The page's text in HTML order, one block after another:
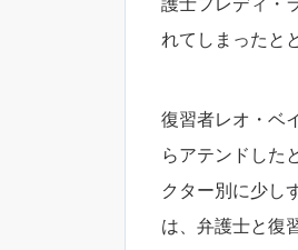
れてしまったと
復習者レオ・ベ
らアテンドした
クター別に少し
は、弁護士と復